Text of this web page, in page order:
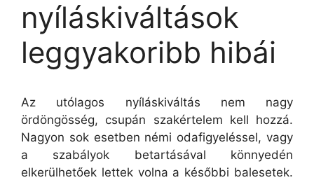
nyíláskiváltások
leggyakoribb hibái
Az utólagos nyíláskiváltás nem nagy
ördöngösség, csupán szakértelem kell hozzá.
Nagyon sok esetben némi odafigyeléssel, vagy
a szabályok betartásával könnyedén
elkerülhetőek lettek volna a későbbi balesetek.